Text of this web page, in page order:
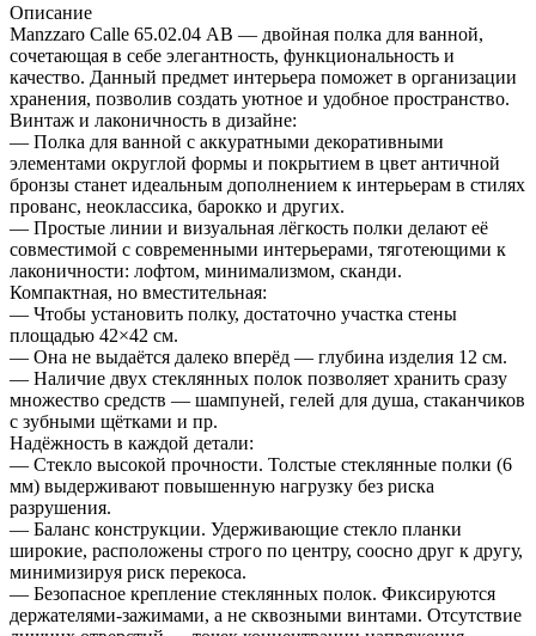
Описание
Manzzaro Calle 65.02.04 АВ — двойная полка для ванной,
сочетающая в себе элегантность, функциональность и
качество. Данный предмет интерьера поможет в организации
хранения, позволив создать уютное и удобное пространство.
Винтаж и лаконичность в дизайне:
— Полка для ванной с аккуратными декоративными
элементами округлой формы и покрытием в цвет античной
бронзы станет идеальным дополнением к интерьерам в стилях
прованс, неоклассика, барокко и других.
— Простые линии и визуальная лёгкость полки делают её
совместимой с современными интерьерами, тяготеющими к
лаконичности: лофтом, минимализмом, сканди.
Компактная, но вместительная:
— Чтобы установить полку, достаточно участка стены
площадью 42×42 см.
— Она не выдаётся далеко вперёд — глубина изделия 12 см.
— Наличие двух стеклянных полок позволяет хранить сразу
множество средств — шампуней, гелей для душа, стаканчиков
с зубными щётками и пр.
Надёжность в каждой детали:
— Стекло высокой прочности. Толстые стеклянные полки (6
мм) выдерживают повышенную нагрузку без риска
разрушения.
— Баланс конструкции. Удерживающие стекло планки
широкие, расположены строго по центру, соосно друг к другу,
минимизируя риск перекоса.
— Безопасное крепление стеклянных полок. Фиксируются
держателями-зажимами, а не сквозными винтами. Отсутствие